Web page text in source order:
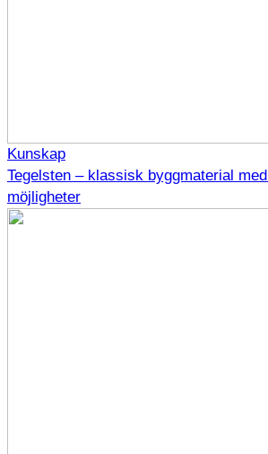
Kunskap
Tegelsten – klassisk byggmaterial
möjligheter